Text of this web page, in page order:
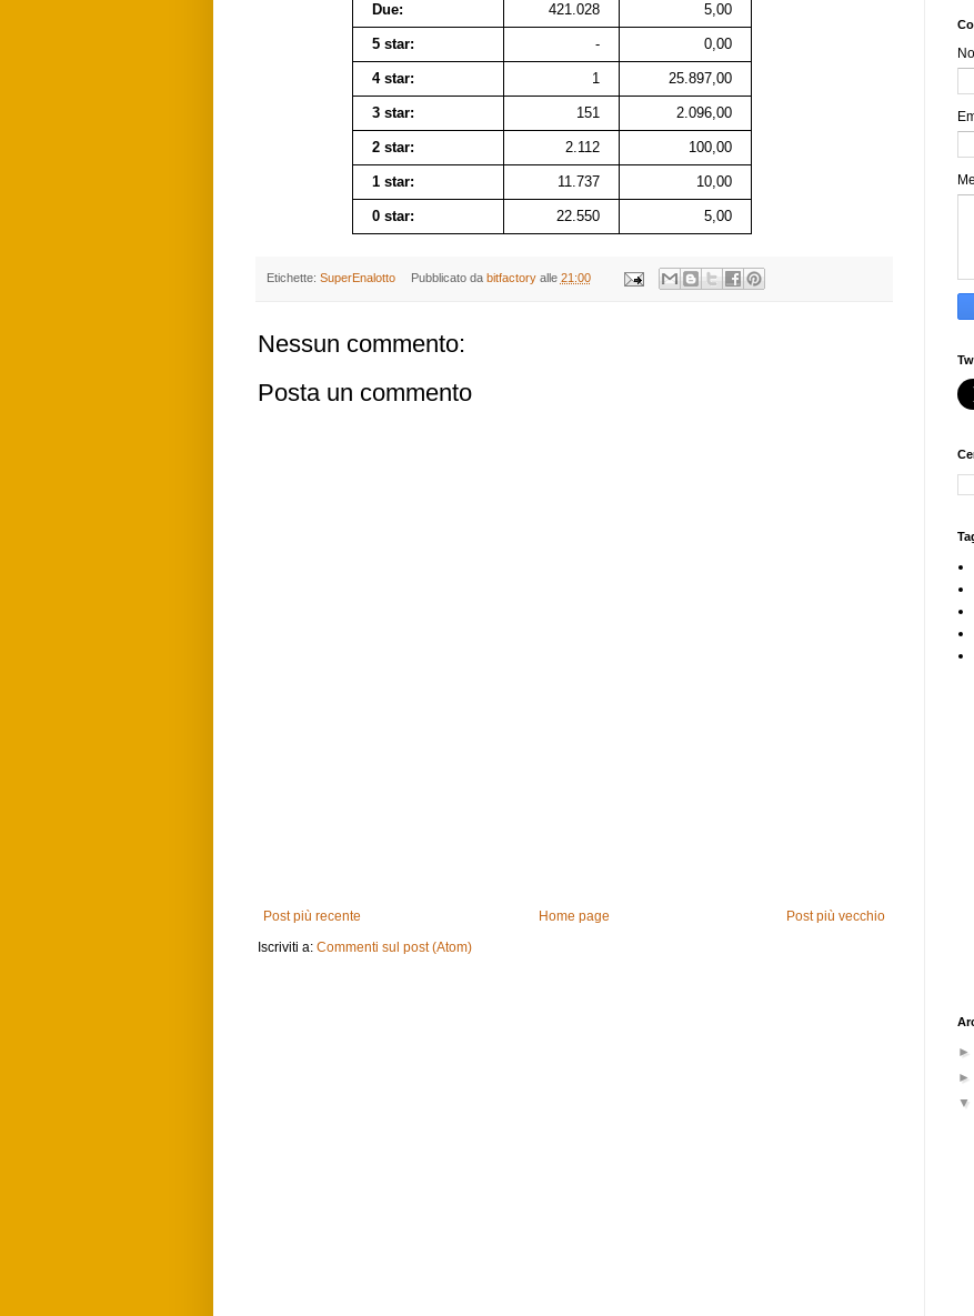
Due: 421.028 5,00
5 star: - 0,00
4 star: 1 25.897,00
3 star: 151 2.096,00
2 star: 2.112 100,00
1 star: 11.737 10,00
0 star: 22.550 5,00
Etichette: SuperEnalotto Pubblicato da bitfactory alle 21:00
Nessun commento:
Posta un commento
Post più recente Post più vecchio
Home page
Iscriviti a: Commenti sul post (Atom)
►
►
▼